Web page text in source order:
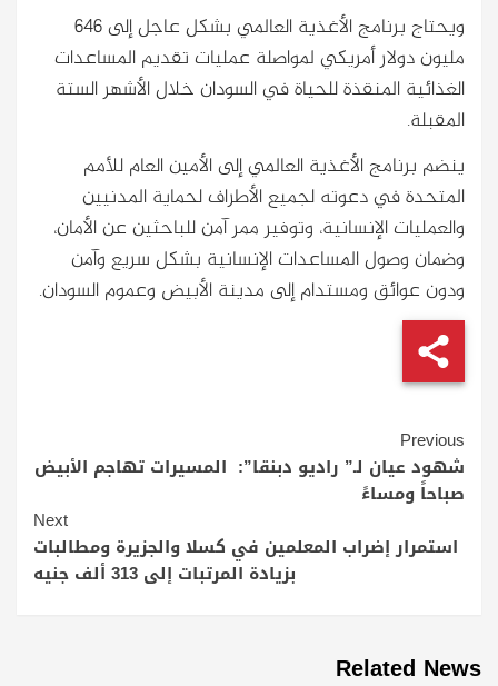
ويحتاج برنامج الأغذية العالمي بشكل عاجل إلى 646
مليون دولار أمريكي لمواصلة عمليات تقديم المساعدات
الغذائية المنقذة للحياة في السودان خلال الأشهر الستة
المقبلة.
ينضم برنامج الأغذية العالمي إلى الأمين العام للأمم
المتحدة في دعوته لجميع الأطراف لحماية المدنيين
والعمليات الإنسانية، وتوفير ممر آمن للباحثين عن الأمان،
وضمان وصول المساعدات الإنسانية بشكل سريع وآمن
ودون عوائق ومستدام إلى مدينة الأبيض وعموم السودان.
Continue
Reading
Previous
شهود عيان لـ” راديو دبنقا”: المسيرات تهاجم الأبيض
صباحاً ومساءً
Next
استمرار إضراب المعلمين في كسلا والجزيرة ومطالبات
بزيادة المرتبات إلى 313 ألف جنيه
Related News